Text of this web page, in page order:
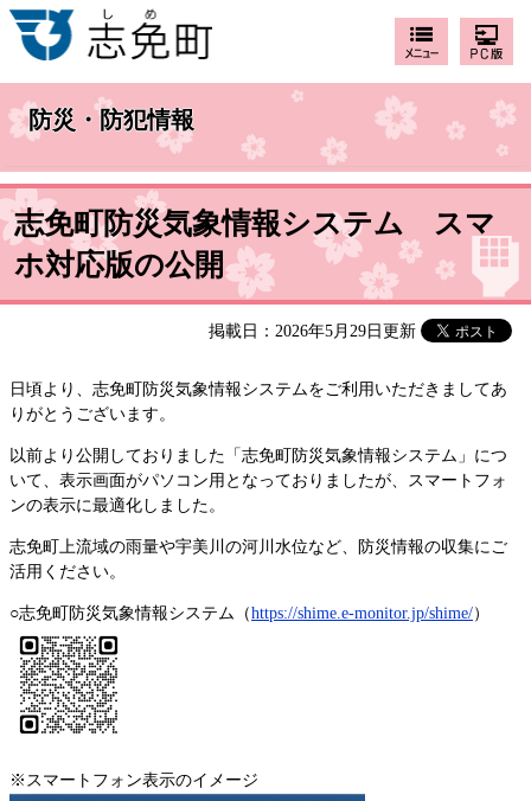
防災・防犯情報
志免町防災気象情報システム スマ
ホ対応版の公開
掲載日：2026年5月29日更新
日頃より、志免町防災気象情報システムをご利用いただきましてあ
りがとうございます。
以前より公開しておりました「志免町防災気象情報システム」につ
いて、表示画面がパソコン用となっておりましたが、スマートフォ
ンの表示に最適化しました。
志免町上流域の雨量や宇美川の河川水位など、防災情報の収集にご
活用ください。
○志免町防災気象情報システム（https://shime.e-monitor.jp/shime/）
※スマートフォン表示のイメージ